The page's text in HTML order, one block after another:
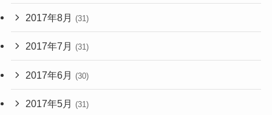
2017年8月 (31)
2017年7月 (31)
2017年6月 (30)
2017年5月 (31)